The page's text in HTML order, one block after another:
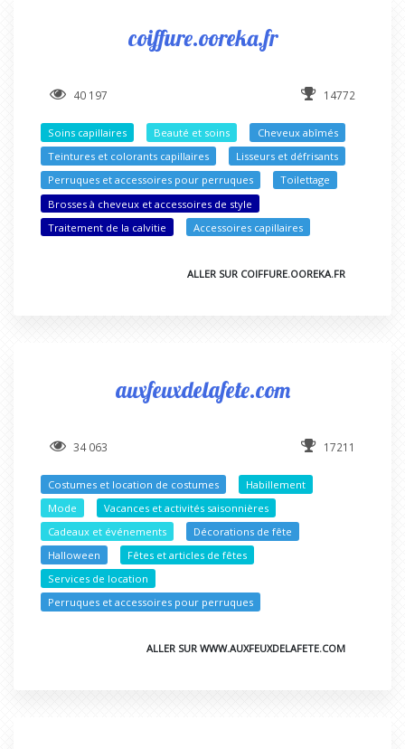
coiffure.ooreka.fr
40 197 14772
Soins capillaires Beauté et soins
Cheveux abîmés
Teintures et colorants capillaires
Lisseurs et défrisants
Perruques et accessoires pour perruques
Toilettage
Brosses à cheveux et accessoires de style
Traitement de la calvitie
Accessoires capillaires
ALLER SUR COIFFURE.OOREKA.FR
auxfeuxdelafete.com
34 063 17211
Costumes et location de costumes
Habillement
Mode
Vacances et activités saisonnières
Cadeaux et événements
Décorations de fête
Halloween
Fêtes et articles de fêtes
Services de location
Perruques et accessoires pour perruques
ALLER SUR WWW.AUXFEUXDELAFETE.COM